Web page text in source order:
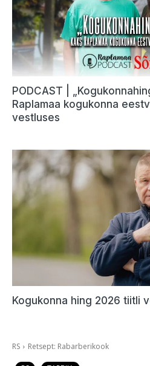
PODCAST |
Raplamaa kogukonna
vestluses
Kogukonna hing 2026 tiitli